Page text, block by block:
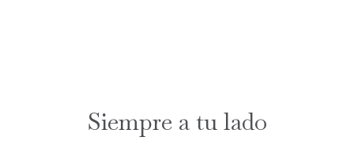
Siempre a tu lado